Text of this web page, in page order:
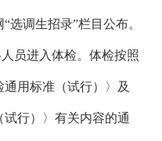
选调生招录”栏目公布。
员进入体检。体检按照
通用标准（试行）〉及
试行）〉有关内容的通